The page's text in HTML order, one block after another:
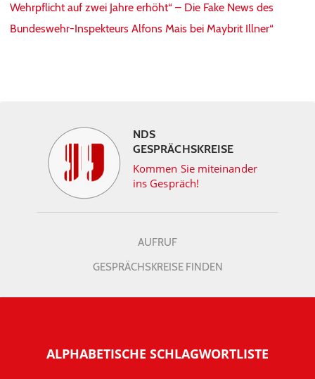
Wehrpflicht auf zwei Jahre erhöht“ – Die Fake News des
Bundeswehr-Inspekteurs Alfons Mais bei Maybrit Illner“
NDS
GESPRÄCHSKREISE
Kommen Sie miteinander
ins Gespräch!
AUFRUF
GESPRÄCHSKREISE FINDEN
ALPHABETISCHE SCHLAGWORTLISTE